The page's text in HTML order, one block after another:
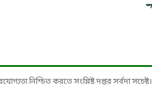
নিশ্চিত করতে সংশ্লিষ্ট দপ্তর সর্বদা সচেষ্ট।